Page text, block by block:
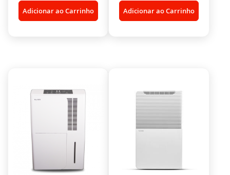
Adicionar ao Carrinho Adicionar ao Carrinho